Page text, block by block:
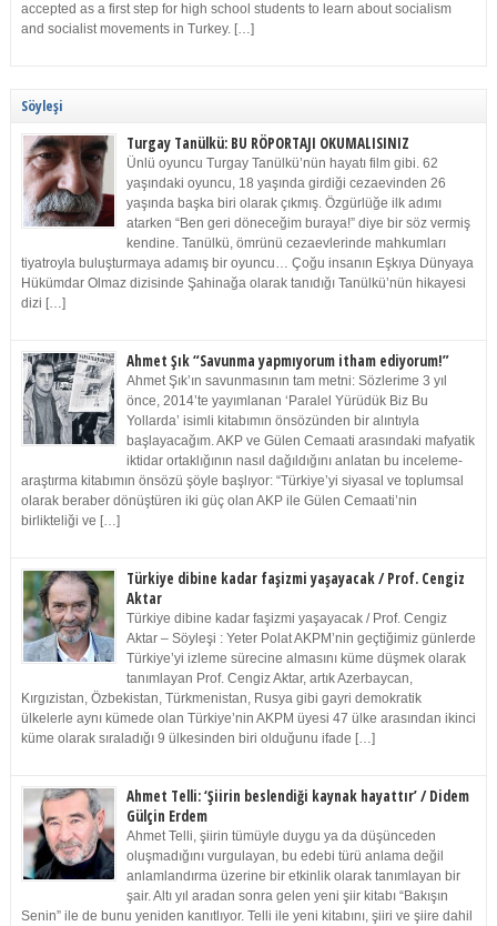
accepted as a first step for high school students to learn about socialism
and socialist movements in Turkey. […]
Söyleşi
Turgay Tanülkü: BU RÖPORTAJI OKUMALISINIZ
Ünlü oyuncu Turgay Tanülkü’nün hayatı film gibi. 62
yaşındaki oyuncu, 18 yaşında girdiği cezaevinden 26
yaşında başka biri olarak çıkmış. Özgürlüğe ilk adımı
atarken “Ben geri döneceğim buraya!” diye bir söz vermiş
kendine. Tanülkü, ömrünü cezaevlerinde mahkumları
tiyatroyla buluşturmaya adamış bir oyuncu… Çoğu insanın Eşkıya Dünyaya
Hükümdar Olmaz dizisinde Şahinağa olarak tanıdığı Tanülkü’nün hikayesi
dizi […]
Ahmet Şık “Savunma yapmıyorum itham ediyorum!”
Ahmet Şık’ın savunmasının tam metni: Sözlerime 3 yıl
önce, 2014’te yayımlanan ‘Paralel Yürüdük Biz Bu
Yollarda’ isimli kitabımın önsözünden bir alıntıyla
başlayacağım. AKP ve Gülen Cemaati arasındaki mafyatik
iktidar ortaklığının nasıl dağıldığını anlatan bu inceleme-
araştırma kitabımın önsözü şöyle başlıyor: “Türkiye’yi siyasal ve toplumsal
olarak beraber dönüştüren iki güç olan AKP ile Gülen Cemaati’nin
birlikteliği ve […]
Türkiye dibine kadar faşizmi yaşayacak / Prof. Cengiz
Aktar
Türkiye dibine kadar faşizmi yaşayacak / Prof. Cengiz
Aktar – Söyleşi : Yeter Polat AKPM’nin geçtiğimiz günlerde
Türkiye’yi izleme sürecine almasını küme düşmek olarak
tanımlayan Prof. Cengiz Aktar, artık Azerbaycan,
Kırgızistan, Özbekistan, Türkmenistan, Rusya gibi gayri demokratik
ülkelerle aynı kümede olan Türkiye’nin AKPM üyesi 47 ülke arasından ikinci
küme olarak sıraladığı 9 ülkesinden biri olduğunu ifade […]
Ahmet Telli: ‘Şiirin beslendiği kaynak hayattır’ / Didem
Gülçin Erdem
Ahmet Telli, şiirin tümüyle duygu ya da düşünceden
oluşmadığını vurgulayan, bu edebi türü anlama değil
anlamlandırma üzerine bir etkinlik olarak tanımlayan bir
şair. Altı yıl aradan sonra gelen yeni şiir kitabı “Bakışın
Senin” ile de bunu yeniden kanıtlıyor. Telli ile yeni kitabını, şiiri ve şiire dahil